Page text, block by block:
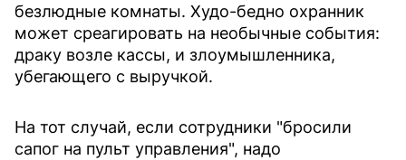
безлюдные комнаты. Худо-бедно охранник
может среагировать на необычные события:
драку возле кассы, и злоумышленника,
убегающего с выручкой.
На тот случай, если сотрудники "бросили
сапог на пульт управления", надо